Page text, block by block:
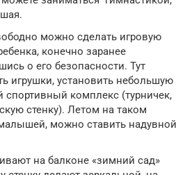
можно сделать игровую
конечно заранее
о его безопасности. Тут
игрушки, установить небольшую
спортивный комплекс (турничек,
стенку). Летом на таком
можно ставить надувной
на балконе «зимний сад»